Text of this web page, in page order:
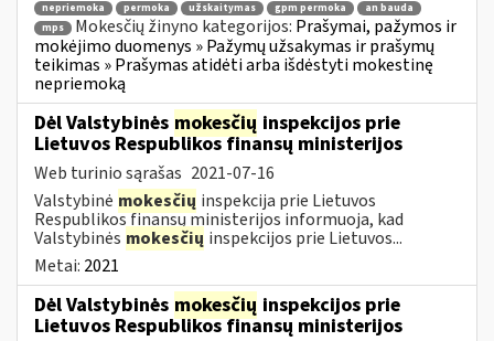
nepriemoka permoka užskaitymas gpm permoka
an bauda
mps
Mokesčių žinyno kategorijos: Prašymai, pažymos ir
mokėjimo duomenys » Pažymų užsakymas ir prašymų
teikimas » Prašymas atidėti arba išdėstyti mokestinę
nepriemoką
Dėl Valstybinės mokesčių inspekcijos prie
Lietuvos Respublikos finansų ministerijos
Web turinio sąrašas 2021-07-16
Valstybinė mokesčių inspekcija prie Lietuvos
Respublikos finansų ministerijos informuoja, kad
Valstybinės mokesčių inspekcijos prie Lietuvos...
Metai: 2021
Dėl Valstybinės mokesčių inspekcijos prie
Lietuvos Respublikos finansų ministerijos